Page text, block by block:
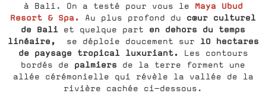
à Bali. On a testé pour vous le Maya Ubud
Resort & Spa.
Au plus profond du cœur culturel
de Bali
et quelque part
en dehors du temps
linéaire, se déploie doucement sur 10 hectares
de paysage tropical luxuriant.
Les contours
bordés de palmiers de la terre forment une
allée cérémonielle qui révèle la vallée de la
rivière cachée ci-dessous.